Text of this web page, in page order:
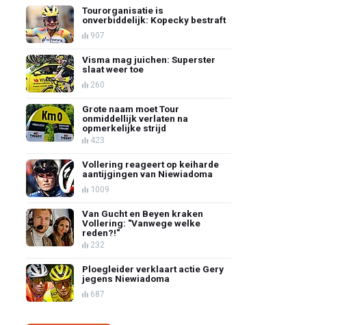
Tourorganisatie is
onverbiddelijk: Kopecky bestraft
907
Visma mag juichen: Superster
slaat weer toe
260
Grote naam moet Tour
onmiddellijk verlaten na
opmerkelijke strijd
423
Vollering reageert op keiharde
aantijgingen van Niewiadoma
1009
Van Gucht en Beyen kraken
Vollering: "Vanwege welke
reden?!"
232
Ploegleider verklaart actie Gery
jegens Niewiadoma
687